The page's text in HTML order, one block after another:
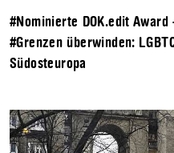
#Nominierte DOK.edit
#Grenzen überwinden:
Südosteuropa